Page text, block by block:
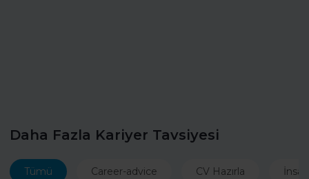
Daha Fazla Kariyer Tavsiyesi
Tümü Career-advice CV Hazırla